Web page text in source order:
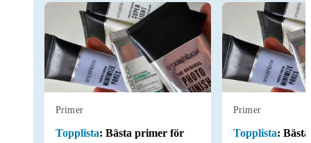
Primer
Topplista: Bästa primer för
Primer
Topplista: